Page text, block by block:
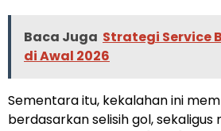
Baca Juga Strategi Service
di Awal 2026
Sementara itu, kekalahan ini
berdasarkan selisih gol,